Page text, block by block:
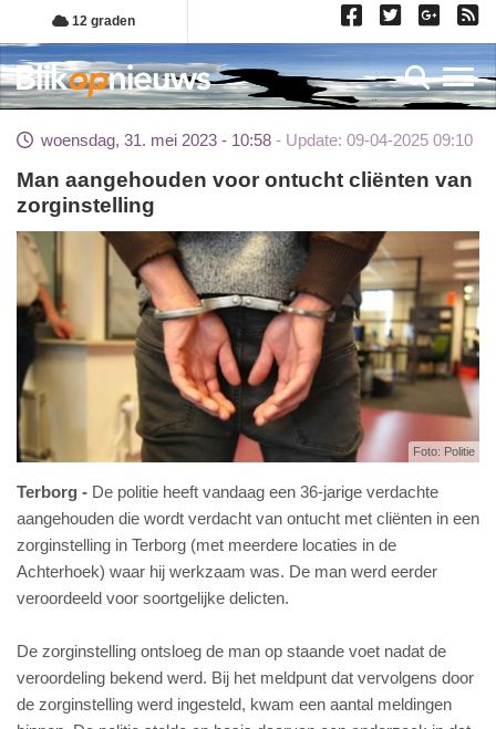
Overslaan
en
naar
de
gaan
12 graden
woensdag, 31. mei 2023 - 10:58 Update: 09-04-2025 09:10
Man aangehouden voor ontucht cliënten van
zorginstelling
Foto: Politie
Terborg
De politie heeft vandaag een 36-jarige verdachte
aangehouden die wordt verdacht van ontucht met cliënten in een
zorginstelling in Terborg (met meerdere locaties in de
Achterhoek) waar hij werkzaam was. De man werd eerder
veroordeeld voor soortgelijke delicten.
De zorginstelling ontsloeg de man op staande voet nadat de
veroordeling bekend werd. Bij het meldpunt dat vervolgens door
de zorginstelling werd ingesteld, kwam een aantal meldingen